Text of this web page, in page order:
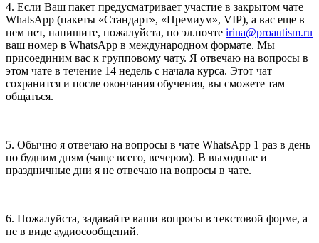
4. Если Ваш пакет предусматривает участие в закрытом чате
WhatsApp (пакеты «Стандарт», «Премиум», VIP), а вас еще в
нем нет, напишите, пожалуйста, по эл.почте irina@proautism.ru
ваш номер в WhatsApp в международном формате. Мы
присоединим вас к групповому чату. Я отвечаю на вопросы в
этом чате в течение 14 недель с начала курса. Этот чат
сохранится и после окончания обучения, вы сможете там
общаться.
5. Обычно я отвечаю на вопросы в чате WhatsApp 1 раз в день
по будним дням (чаще всего, вечером). В выходные и
праздничные дни я не отвечаю на вопросы в чате.
6. Пожалуйста, задавайте ваши вопросы в текстовой форме, а
не в виде аудиосообщений.